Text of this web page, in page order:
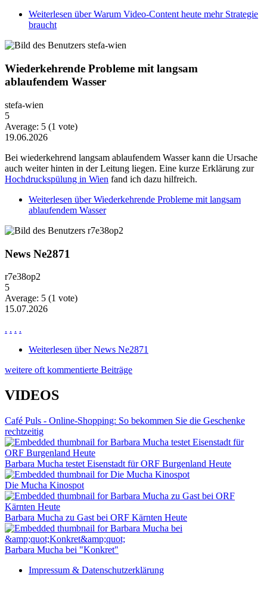
Weiterlesen über Warum Video-Content heute mehr Strategie
braucht
Wiederkehrende Probleme mit langsam
ablaufendem Wasser
stefa-wien
5
Average: 5 (1 vote)
19.06.2026
Bei wiederkehrend langsam ablaufendem Wasser kann die Ursache
auch weiter hinten in der Leitung liegen. Eine kurze Erklärung zur
Hochdruckspülung in Wien fand ich dazu hilfreich.
Weiterlesen über Wiederkehrende Probleme mit langsam
ablaufendem Wasser
News Ne2871
r7e38op2
5
Average: 5 (1 vote)
15.07.2026
. . . .
Weiterlesen über News Ne2871
weitere oft kommentierte Beiträge
VIDEOS
Café Puls - Online-Shopping: So bekommen Sie die Geschenke
rechtzeitig
Barbara Mucha testet Eisenstadt für ORF Burgenland Heute
Die Mucha Kinospot
Barbara Mucha zu Gast bei ORF Kärnten Heute
Barbara Mucha bei "Konkret"
Impressum & Datenschutzerklärung